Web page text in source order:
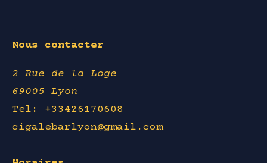
Nous contacter
2 Rue de la Loge
69005 Lyon
Tel: +33426170608
cigalebarlyon@gmail.com